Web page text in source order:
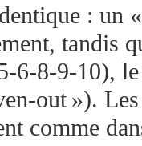
: un
tandis
»).
comme